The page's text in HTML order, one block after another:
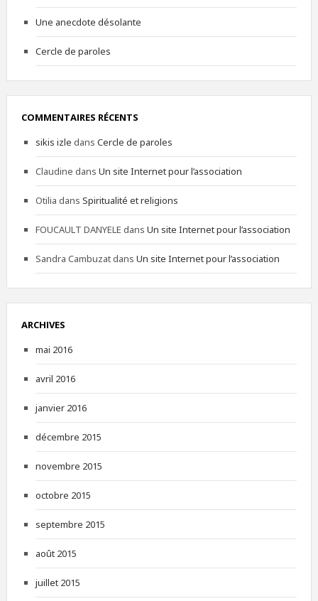
Une anecdote désolante
Cercle de paroles
COMMENTAIRES RÉCENTS
sikis izle dans Cercle de paroles
Claudine dans Un site Internet pour l’association
Otilia dans Spiritualité et religions
FOUCAULT DANYELE dans Un site Internet pour l’association
Sandra Cambuzatdans Un site Internet pour l’association
ARCHIVES
mai 2016
avril 2016
janvier 2016
décembre 2015
novembre 2015
octobre 2015
septembre 2015
août 2015
juillet 2015